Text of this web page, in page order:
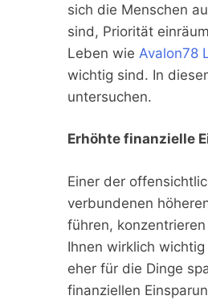
sich die Menschen
sind, Priorität
Leben wie Avalon78
wichtig sind. In
untersuchen.
Erhöhte finanzielle
Einer der
verbundenen
führen,
Ihnen wirklich
eher für die Dinge
finanziellen